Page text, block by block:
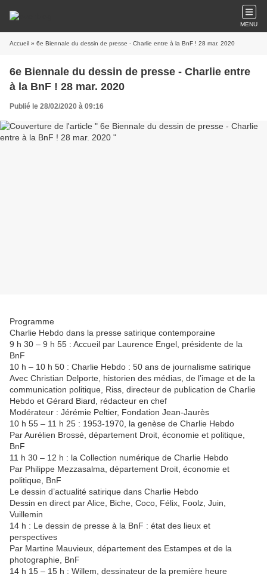
MENU
Accueil » 6e Biennale du dessin de presse - Charlie entre à la BnF ! 28 mar. 2020
6e Biennale du dessin de presse - Charlie entre
à la BnF ! 28 mar. 2020
Publié le 28/02/2020 à 09:16
Programme
Charlie Hebdo dans la presse satirique contemporaine
9 h 30 – 9 h 55 : Accueil par Laurence Engel, présidente de la
BnF
10 h – 10 h 50 : Charlie Hebdo : 50 ans de journalisme satirique
Avec Christian Delporte, historien des médias, de l’image et de la
communication politique, Riss, directeur de publication de Charlie
Hebdo et Gérard Biard, rédacteur en chef
Modérateur : Jérémie Peltier, Fondation Jean-Jaurès
10 h 55 – 11 h 25 : 1953-1970, la genèse de Charlie Hebdo
Par Aurélien Brossé, département Droit, économie et politique,
BnF
11 h 30 – 12 h : la Collection numérique de Charlie Hebdo
Par Philippe Mezzasalma, département Droit, économie et
politique, BnF
Le dessin d’actualité satirique dans Charlie Hebdo
Dessin en direct par Alice, Biche, Coco, Félix, Foolz, Juin,
Vuillemin
14 h : Le dessin de presse à la BnF : état des lieux et
perspectives
Par Martine Mauvieux, département des Estampes et de la
photographie, BnF
14 h 15 – 15 h : Willem, dessinateur de la première heure